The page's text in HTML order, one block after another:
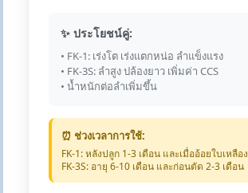
✨ ประโยชน์คู่:
• FK-1: เร่งโต เร่งแตกหน่อ ลำแข็งแรง
• FK-3S: ลำสูง ปล้องยาว เพิ่มค่า CCS
• น้ำหนักต่อลำเพิ่มขึ้น
⏰ ช่วงเวลาการใช้:
FK-1: หลังปลูก 1-3 เดือน และเมื่ออ้อยใบเหลือง
FK-3S: อายุ 6-10 เดือน และก่อนตัด 2-3 เดือน